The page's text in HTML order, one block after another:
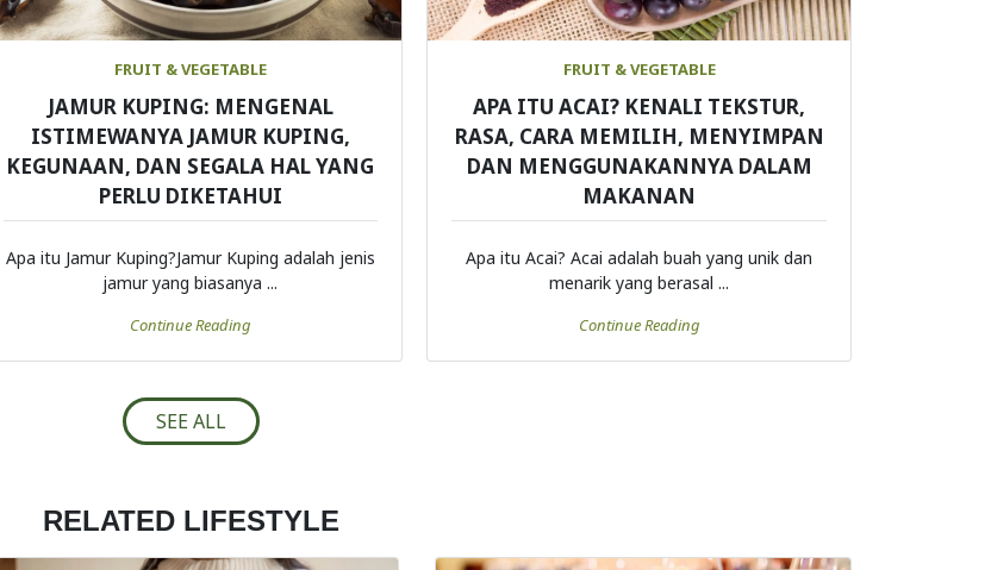
FRUIT & VEGETABLE
JAMUR KUPING: MENGENAL
ISTIMEWANYA JAMUR KUPING,
KEGUNAAN, DAN SEGALA HAL YANG
PERLU DIKETAHUI
Apa itu Jamur Kuping?Jamur Kuping adalah jenis
jamur yang biasanya ...
Continue Reading
FRUIT & VEGETABLE
APA ITU ACAI? KENALI TEKSTUR,
RASA, CARA MEMILIH, MENYIMPAN
DAN MENGGUNAKANNYA DALAM
MAKANAN
Apa itu Acai? Acai adalah buah yang unik dan
menarik yang berasal ...
Continue Reading
SEE ALL
RELATED LIFESTYLE